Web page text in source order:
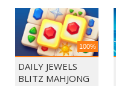
100%
DAILY JEWELS
BLITZ MAHJONG